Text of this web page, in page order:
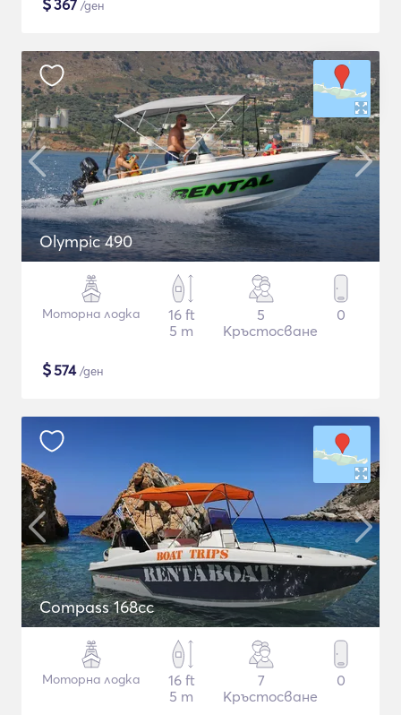
367 /ден
Olympic 490
Моторна лодка
16 ft
5 m
5
Кръстосване
0
$574/ден
Compass 168cc
Моторна лодка
16 ft
5 m
7
Кръстосване
0